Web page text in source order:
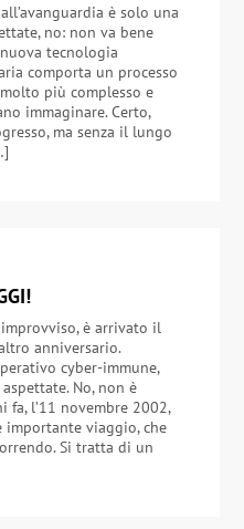
è solo una
no: non va bene
tecnologia
comporta un processo
più complesso e
immaginare. Certo,
ma senza il lungo
improvviso, è arrivato il
anniversario.
cyber-immune,
No, non è
l’11 novembre 2002,
viaggio, che
Si tratta di un